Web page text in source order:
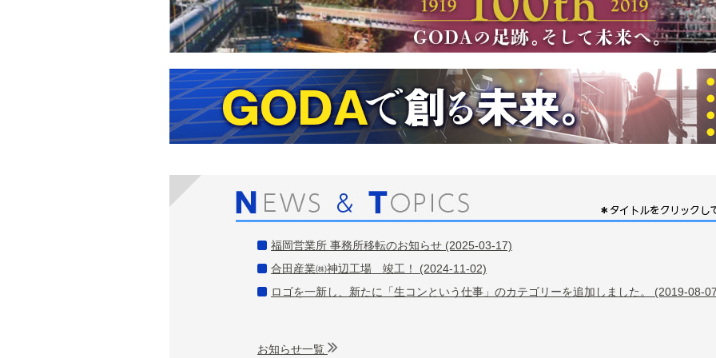
福岡営業所 事務所移転のお知らせ (2025-03-17)
合田産業㈱神辺工場 竣工！ (2024-11-02)
ロゴを一新し、新たに「生コンという仕事」のカテゴリーを追加しました。 (2019-08-
お知らせ一覧